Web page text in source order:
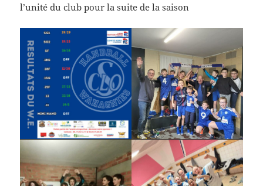
l’unité du club pour la suite de la saison